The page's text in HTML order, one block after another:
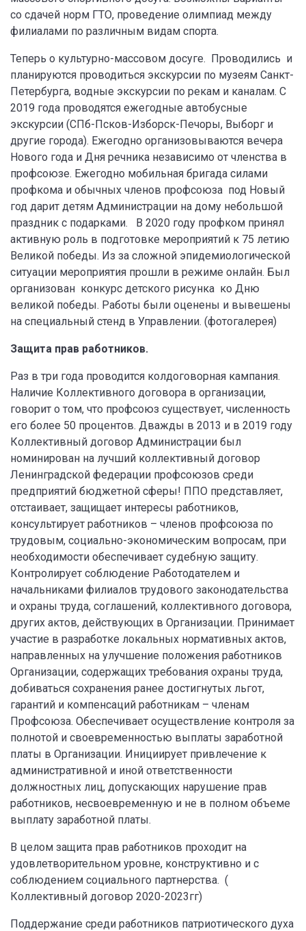
со сдачей норм ГТО, проведение олимпиад между
филиалами по различным видам спорта.
Теперь о культурно-массовом досуге. Проводились и
планируются проводиться экскурсии по музеям Санкт-
Петербурга, водные экскурсии по рекам и каналам. С
2019 года проводятся ежегодные автобусные
экскурсии (СПб-Псков-Изборск-Печоры, Выборг и
другие города). Ежегодно организовываются вечера
Нового года и Дня речника независимо от членства в
профсоюзе. Ежегодно мобильная бригада силами
профкома и обычных членов профсоюза под Новый
год дарит детям Администрации на дому небольшой
праздник с подарками. В 2020 году профком принял
активную роль в подготовке мероприятий к 75 летию
Великой победы. Из за сложной эпидемиологической
ситуации мероприятия прошли в режиме онлайн. Был
организован конкурс детского рисунка ко Дню
великой победы. Работы были оценены и вывешены
на специальный стенд в Управлении. (фотогалерея)
Защита прав работников.
Раз в три года проводится колдоговорная кампания.
Наличие Коллективного договора в организации,
говорит о том, что профсоюз существует, численность
его более 50 процентов. Дважды в 2013 и в 2019 году
Коллективный договор Администрации был
номинирован на лучший коллективный договор
Ленинградской федерации профсоюзов среди
предприятий бюджетной сферы! ППО представляет,
отстаивает, защищает интересы работников,
консультирует работников – членов профсоюза по
трудовым, социально-экономическим вопросам, при
необходимости обеспечивает судебную защиту.
Контролирует соблюдение Работодателем и
начальниками филиалов трудового законодательства
и охраны труда, соглашений, коллективного договора,
других актов, действующих в Организации. Принимает
участие в разработке локальных нормативных актов,
направленных на улучшение положения работников
Организации, содержащих требования охраны труда,
добиваться сохранения ранее достигнутых льгот,
гарантий и компенсаций работникам – членам
Профсоюза. Обеспечивает осуществление контроля за
полнотой и своевременностью выплаты заработной
платы в Организации. Инициирует привлечение к
административной и иной ответственности
должностных лиц, допускающих нарушение прав
работников, несвоевременную и не в полном объеме
выплату заработной платы.
В целом защита прав работников проходит на
удовлетворительном уровне, конструктивно и с
соблюдением социального партнерства. (
Коллективный договор 2020-2023гг)
Поддержание среди работников патриотического духа